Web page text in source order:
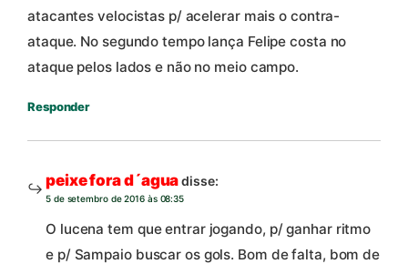
atacantes velocistas p/ acelerar mais o contra-
ataque. No segundo tempo lança Felipe costa no
ataque pelos lados e não no meio campo.
Responder
peixe fora d´aguadisse:
5 de setembro de 2016 às 08:35
O lucena tem que entrar jogando, p/ ganhar ritmo
e p/ Sampaio buscar os gols. Bom de falta, bom de